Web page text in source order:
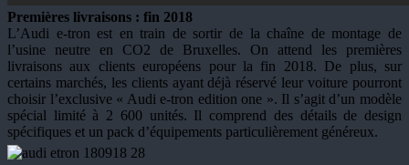
Premières livraisons : fin 2018
L’Audi e-tron est en train de sortir de la chaîne de montage de
l’usine neutre en CO2 de Bruxelles. On attend les premières
livraisons aux clients européens pour la fin 2018. De plus, sur
certains marchés, les clients ayant déjà réservé leur voiture pourront
choisir l’exclusive « Audi e-tron edition one ». Il s’agit d’un modèle
spécial limité à 2 600 unités. Il comprend des détails de design
spécifiques et un pack d’équipements particulièrement généreux.